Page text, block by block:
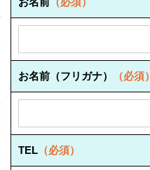
お名前（フリガナ） （必須）
TEL （必須）